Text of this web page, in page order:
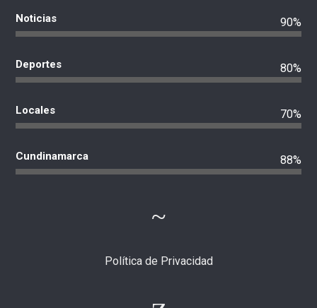
Noticias 90%
Deportes 80%
Locales 70%
Cundinamarca 88%
Política de Privacidad